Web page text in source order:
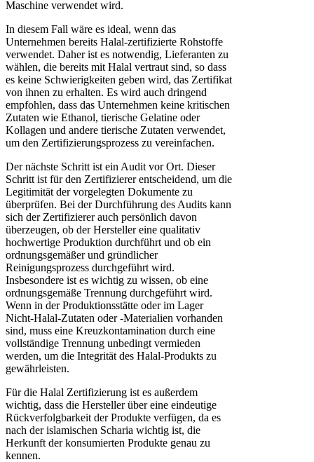
Maschine verwendet wird.
In diesem Fall wäre es ideal, wenn das
Unternehmen bereits Halal-zertifizierte Rohstoffe
verwendet. Daher ist es notwendig, Lieferanten zu
wählen, die bereits mit Halal vertraut sind, so dass
es keine Schwierigkeiten geben wird, das Zertifikat
von ihnen zu erhalten. Es wird auch dringend
empfohlen, dass das Unternehmen keine kritischen
Zutaten wie Ethanol, tierische Gelatine oder
Kollagen und andere tierische Zutaten verwendet,
um den Zertifizierungsprozess zu vereinfachen.
Der nächste Schritt ist ein Audit vor Ort. Dieser
Schritt ist für den Zertifizierer entscheidend, um die
Legitimität der vorgelegten Dokumente zu
überprüfen. Bei der Durchführung des Audits kann
sich der Zertifizierer auch persönlich davon
überzeugen, ob der Hersteller eine qualitativ
hochwertige Produktion durchführt und ob ein
ordnungsgemäßer und gründlicher
Reinigungsprozess durchgeführt wird.
Insbesondere ist es wichtig zu wissen, ob eine
ordnungsgemäße Trennung durchgeführt wird.
Wenn in der Produktionsstätte oder im Lager
Nicht-Halal-Zutaten oder -Materialien vorhanden
sind, muss eine Kreuzkontamination durch eine
vollständige Trennung unbedingt vermieden
werden, um die Integrität des Halal-Produkts zu
gewährleisten.
Für die Halal Zertifizierung ist es außerdem
wichtig, dass die Hersteller über eine eindeutige
Rückverfolgbarkeit der Produkte verfügen, da es
nach der islamischen Scharia wichtig ist, die
Herkunft der konsumierten Produkte genau zu
kennen.